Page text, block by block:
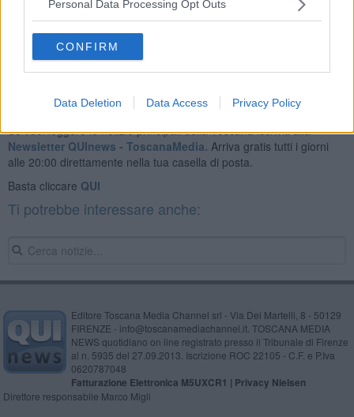
Personal Data Processing Opt Outs
CONFIRM
Data Deletion Data Access Privacy Policy
Se vuoi leggere le notizie principali della Toscana iscriviti alla
Newsletter QUInews - ToscanaMedia. Arriva gratis tutti i giorni
alle 20:00 direttamente nella tua casella di posta.
Basta cliccare QUI
Ti potrebbe interessare anche:
Editore Toscana Media Channel srl - Via Dei Martelli, 8 - 50129
FIRENZE - info@toscanamediachannel.it. TOSCANA MEDIA
NEWS quotidiano on line registrato presso il Tribunale di Firenze
al n. 5935 del 27.09.2013. Iscrizione ROC 22105 - C.F. e P.Iva
0620787048
Fatturazione Elettronica M5UXCR1 | Privacy Nielsen
Direttore responsabile Marco Migli